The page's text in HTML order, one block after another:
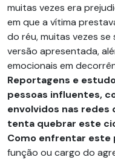
muitas vezes era
em que a vítima
do réu, muitas vezes
versão apresentada,
emocionais em
Reportagens e
pessoas influentes,
envolvidos nas redes
tenta quebrar este
Como enfrentar este
função ou cargo do